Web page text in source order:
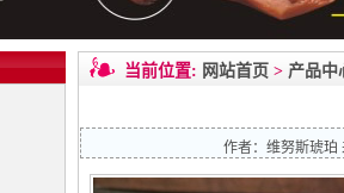
当前位置: 网站首页 > 产品中
作者： 维努斯琥珀